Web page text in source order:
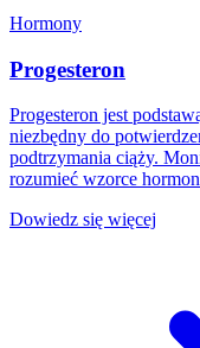
Hormony
Progesteron
Progesteron jest
niezbędny do
podtrzymania ciąży.
rozumieć wzorce
Dowiedz się więcej